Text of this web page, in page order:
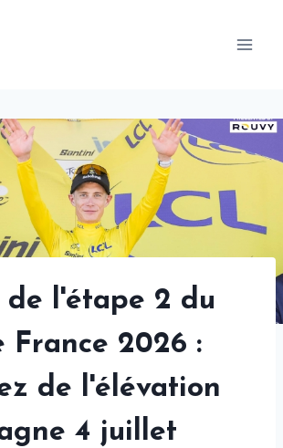
de l'étape 2 du
France 2026 :
de l'élévation
4 juillet